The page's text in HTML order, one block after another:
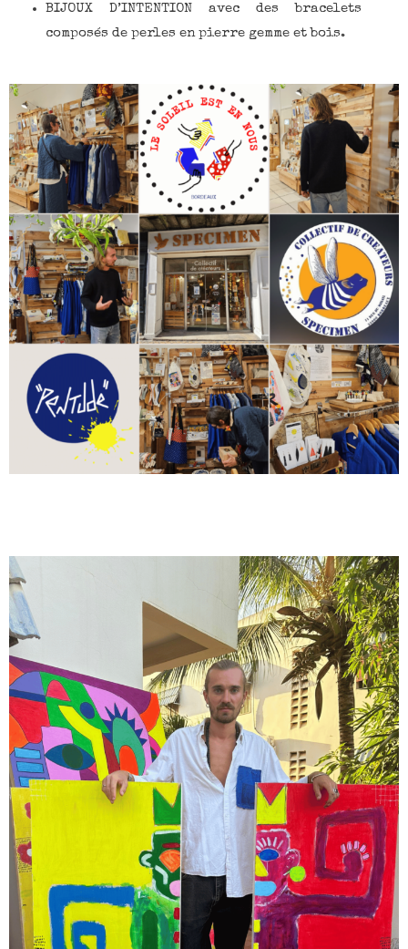
BIJOUX D’INTENTION avec des bracelets
composés de perles en pierre gemme et bois.